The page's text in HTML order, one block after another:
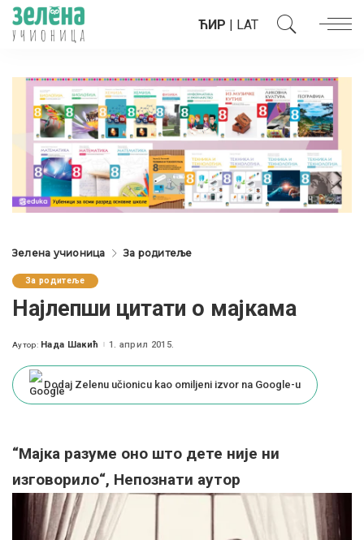
ЋИР | LAT
Зелена учионица За родитеље
За родитеље
Најлепши цитати о мајкама
Posted
Аутор: Нада Шакић 1. април 2015.
Dodaj Zelenu učionicu kao omiljeni izvor na Google-u
“Мајка разуме оно што дете није ни
изговорило“, Непознати аутор